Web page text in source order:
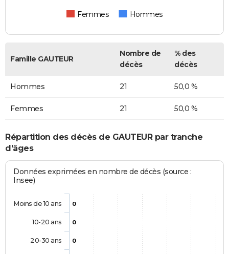
Femmes Hommes
Famille GAUTEUR
Nombre de
décès
% des
décès
Hommes 21 50,0 %
Femmes 21 50,0 %
Répartition des décès de GAUTEUR par tranche
d'âges
Données exprimées en nombre de décès (source :
Insee)
0
0
0
Moins de 10 ans
10-20 ans
20-30 ans